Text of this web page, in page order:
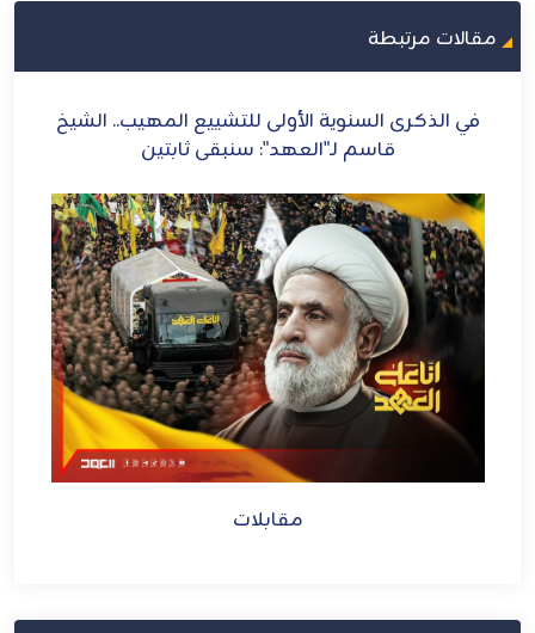
مقالات مرتبطة
في الذكرى السنوية الأولى للتشييع المهيب.. الشيخ
قاسم لـ"العهد": سنبقى ثابتين
مقابلات